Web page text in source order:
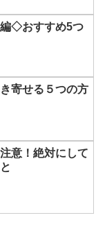
◇おすすめ5つ
寄せる５つの方
意！絶対にして